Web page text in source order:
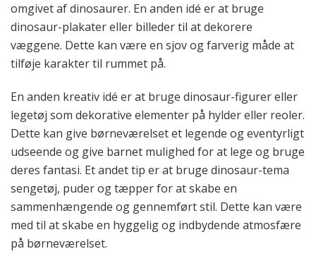
omgivet af dinosaurer. En anden idé er at bruge
dinosaur-plakater eller billeder til at dekorere
væggene. Dette kan være en sjov og farverig måde at
tilføje karakter til rummet på.
En anden kreativ idé er at bruge dinosaur-figurer eller
legetøj som dekorative elementer på hylder eller reoler.
Dette kan give børneværelset et legende og eventyrligt
udseende og give barnet mulighed for at lege og bruge
deres fantasi. Et andet tip er at bruge dinosaur-tema
sengetøj, puder og tæpper for at skabe en
sammenhængende og gennemført stil. Dette kan være
med til at skabe en hyggelig og indbydende atmosfære
på børneværelset.